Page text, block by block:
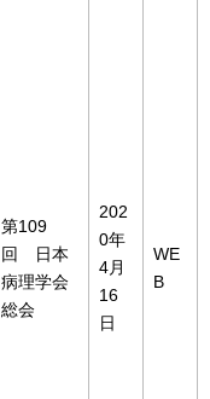
第109
回 日本
病理学会
総会
202
0年
4月
16
日
WE
B